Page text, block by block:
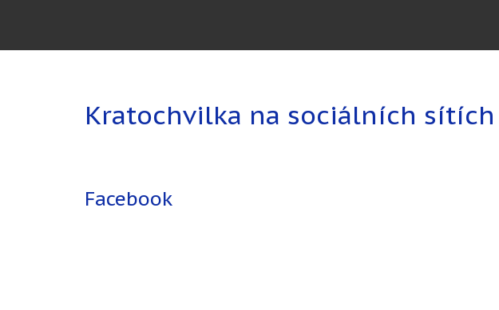
Kratochvilka na sociálních sítích
Facebook